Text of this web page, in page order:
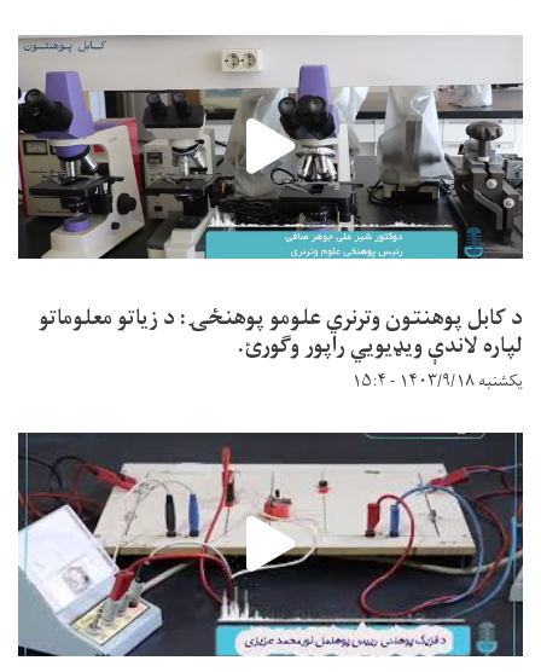
د کابل پوهنتون وترنري علومو پوهنځۍ: د زیاتو معلوماتو
لپاره لاندې ویډیويي راپور وګورئ.
یکشنبه ۱۴۰۳/۹/۱۸ - ۱۵:۴